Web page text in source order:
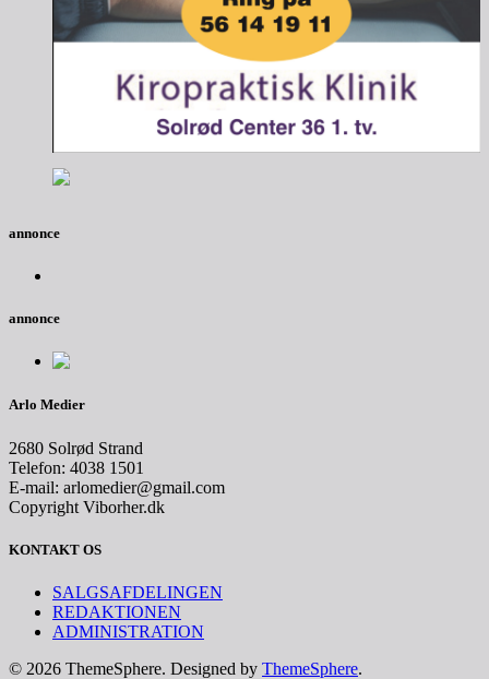
annonce
annonce
Arlo Medier
2680 Solrød Strand
Telefon: 4038 1501
E-mail: arlomedier@gmail.com
Copyright Viborher.dk
KONTAKT OS
SALGSAFDELINGEN
REDAKTIONEN
ADMINISTRATION
© 2026 ThemeSphere. Designed by ThemeSphere.